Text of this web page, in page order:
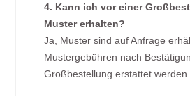
4. Kann ich vor einer
Muster erhalten?
Ja, Muster sind auf Anfrage
Mustergebühren nach
Großbestellung erstattet werden.